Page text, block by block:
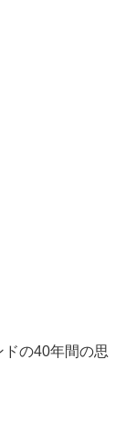
の40年間の思